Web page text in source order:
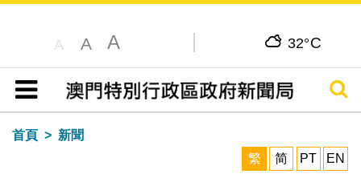
A A A 32°C
目錄
搜尋
首頁
新聞
繁
简 PT EN